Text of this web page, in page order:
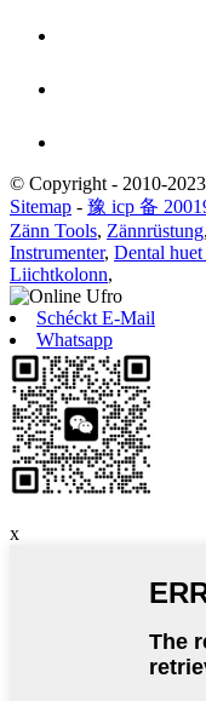
© Copyright - 2010-
Sitemap - 豫 icp 备
Zänn Tools, Zännrüstung,
Instrumenter, Dental
Liichtkolonn,
Schéckt E-Mail
Whatsapp
x